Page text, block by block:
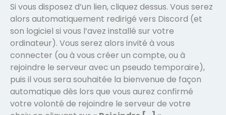
Si vous disposez d’un lien, cliquez dessus. Vous serez
alors automatiquement redirigé vers Discord (et
son logiciel si vous l’avez installé sur votre
ordinateur). Vous serez alors invité à vous
connecter (ou à vous créer un compte, ou à
rejoindre le serveur avec un pseudo temporaire),
puis il vous sera souhaitée la bienvenue de façon
automatique dès lors que vous aurez confirmé
votre volonté de rejoindre le serveur de votre